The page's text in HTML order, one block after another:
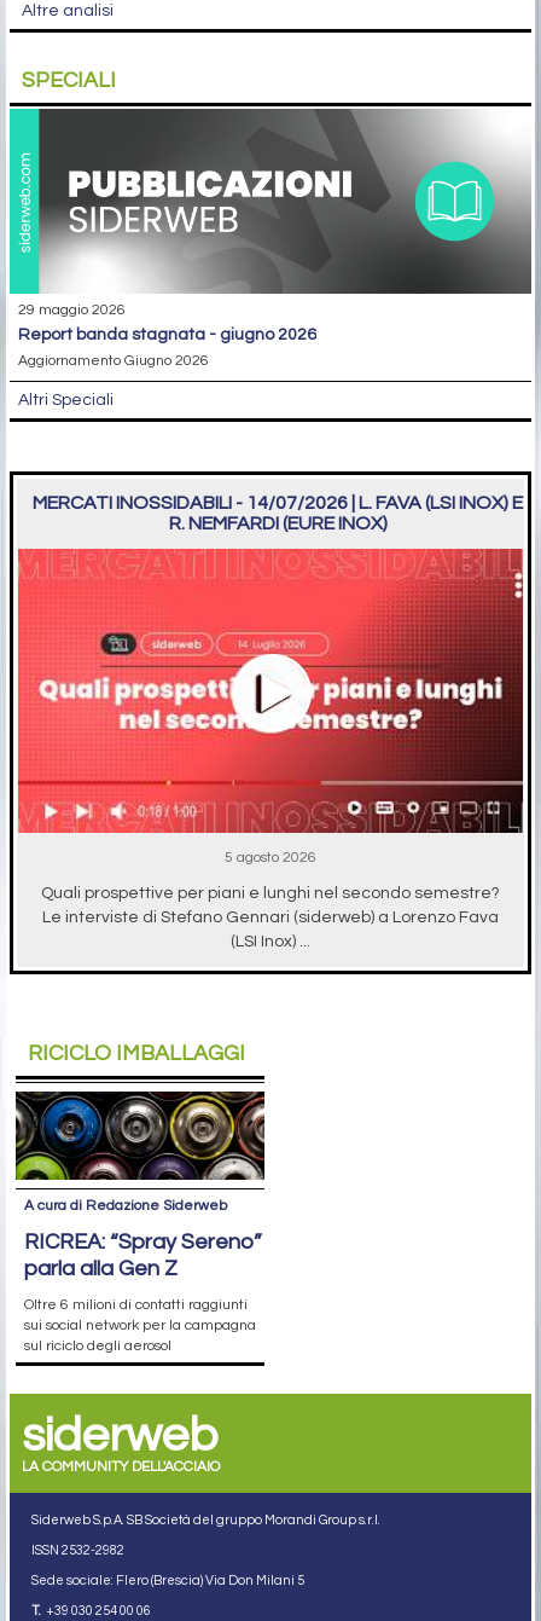
Altre analisi
SPECIALI
29 maggio 2026
report banda stagnata - giugno 2026
Aggiornamento Giugno 2026
Altri Speciali
MERCATI INOSSIDABILI - 14/07/2026 | L. FAVA (LSI INOX) E
R. NEMFARDI (EURE INOX)
5 agosto 2026
Quali prospettive per piani e lunghi nel secondo semestre?
Le interviste di Stefano Gennari (siderweb) a Lorenzo Fava
(LSI Inox) ...
RICICLO IMBALLAGGI
A cura di Redazione Siderweb
RICREA: “Spray Sereno”
parla alla Gen Z
Oltre 6 milioni di contatti raggiunti
sui social network per la campagna
sul riciclo degli aerosol
siderweb
LA COMMUNITY DELL'ACCIAIO
Siderweb S.p.A. SB Società del gruppo Morandi Group s.r.l.
ISSN 2532-2982
Sede sociale: Flero (Brescia) Via Don Milani 5
T. +39 030 254 00 06